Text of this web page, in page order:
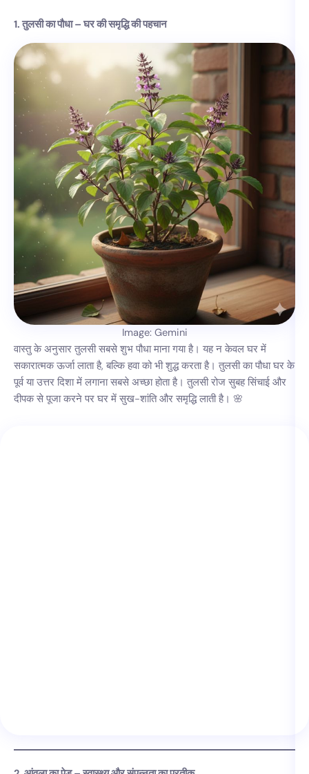
1. तुलसी का पौधा – घर की समृद्धि की पहचान
Image: Gemini
वास्तु के अनुसार तुलसी सबसे शुभ पौधा माना गया है। यह न केवल घर में
सकारात्मक ऊर्जा लाता है, बल्कि हवा को भी शुद्ध करता है। तुलसी का पौधा घर के
पूर्व या उत्तर दिशा में लगाना सबसे अच्छा होता है। तुलसी रोज सुबह सिंचाई और
दीपक से पूजा करने पर घर में सुख-शांति और समृद्धि लाती है। 🌸